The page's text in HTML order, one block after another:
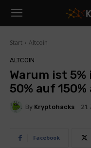
Start Altcoin
ALTCOIN
Warum ist
50% auf
By Kryptohacks
Facebook